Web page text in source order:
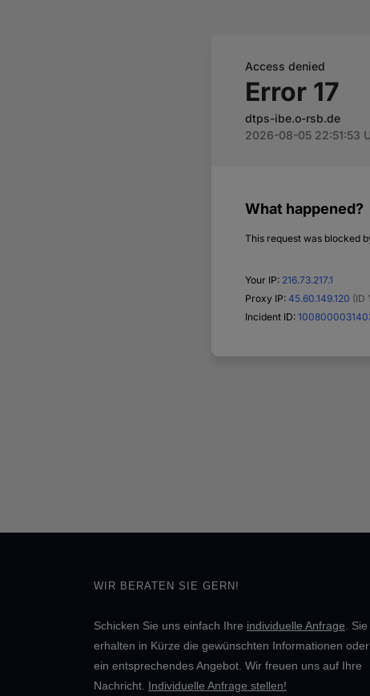
WIR BERATEN SIE GERN!
Schicken Sie uns einfach Ihre individuelle Anfrage . Sie
erhalten in Kürze die gewünschten Informationen oder
ein entsprechendes Angebot. Wir freuen uns auf Ihre
Nachricht. Individuelle Anfrage stellen!